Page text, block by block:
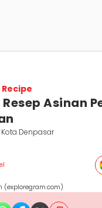
Recipe
Asinan
Kota Denpasar